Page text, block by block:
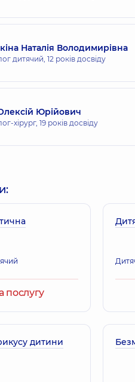
Наталія Володимирівна
дитячий, 12 років досвіду
Юрійович
хірург, 19 років досвіду
послугу
дитини